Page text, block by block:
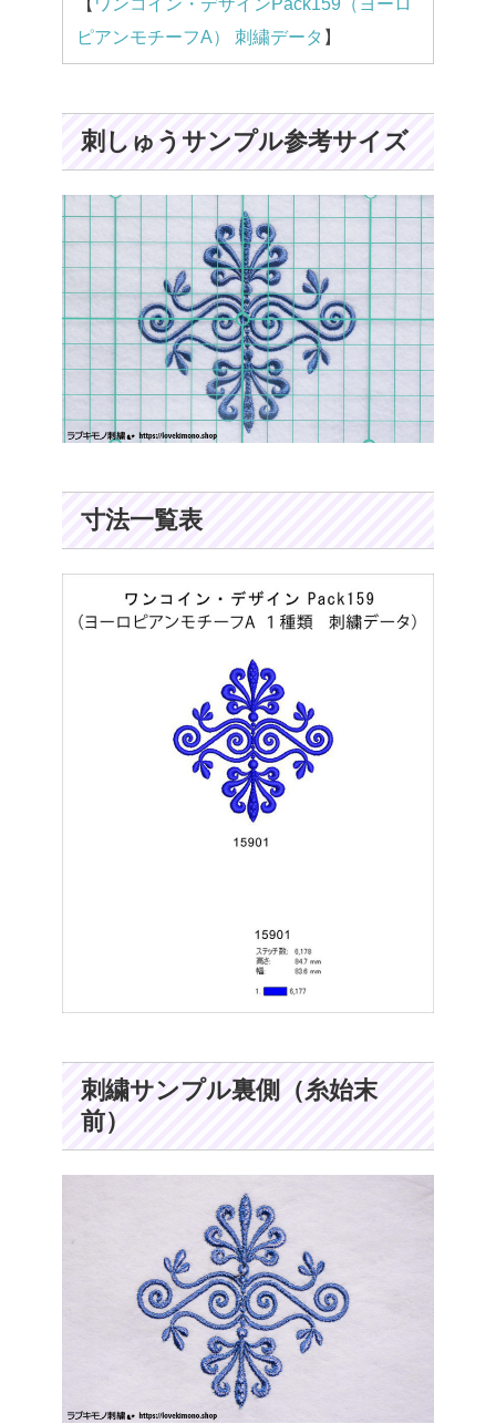
【 ワンコイン・デザインPack159（ヨーロ
ピアンモチーフA） 刺繍データ 】
刺しゅうサンプル参考サイズ
寸法一覧表
刺繍サンプル裏側（糸始末
前）